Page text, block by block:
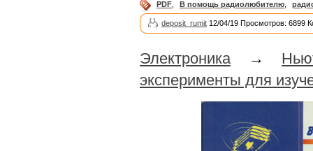
PDF В помощь радиолюбителю
deposit_rumit 12/04/19 Просмотров: 6899
Электроника →
эксперименты для